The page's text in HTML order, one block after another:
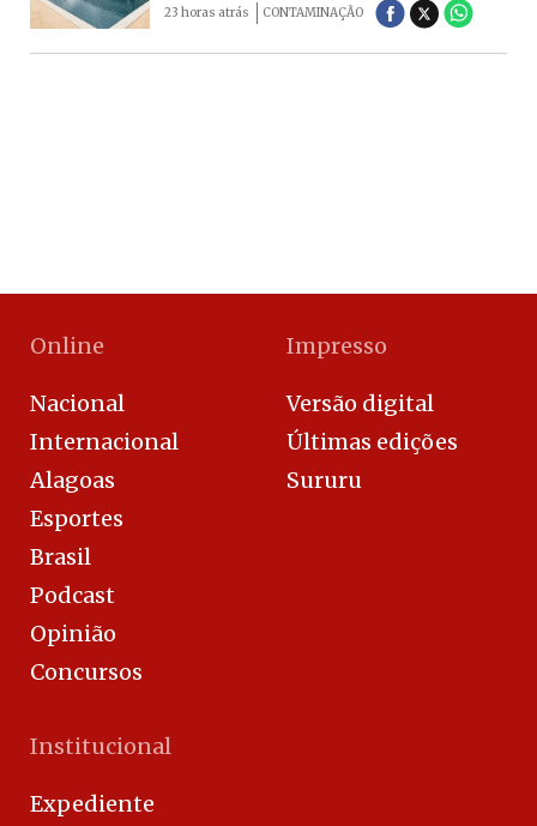
23 horas atrás CONTAMINAÇÃO
Online
Nacional
Internacional
Alagoas
Esportes
Brasil
Podcast
Opinião
Concursos
Impresso
Versão digital
Últimas edições
Sururu
Institucional
Expediente